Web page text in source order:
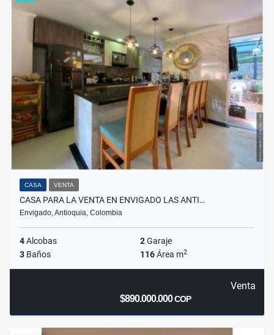
CASA VENTA
CASA PARA LA VENTA EN ENVIGADO LAS ANTI…
Envigado, Antioquia, Colombia
4Alcobas 2Garaje
3 Baños 116Área m2
Venta
$890.000.000COP